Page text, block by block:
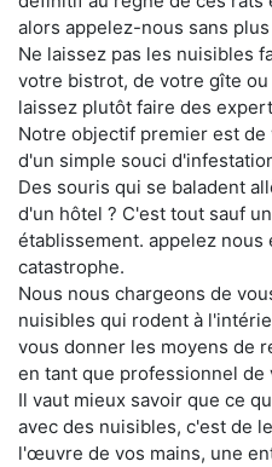
alors appelez-nous sans
Ne laissez pas les nuisibles
votre bistrot, de votre gîte
laissez plutôt faire des
Notre objectif premier est
d'un simple souci
Des souris qui se baladent
d'un hôtel ? C'est tout sauf
établissement. appelez
catastrophe.
Nous nous chargeons de
nuisibles qui rodent à
vous donner les moyens de
en tant que professionnel de
Il vaut mieux savoir que ce
avec des nuisibles, c'est de
l'œuvre de vos mains, une